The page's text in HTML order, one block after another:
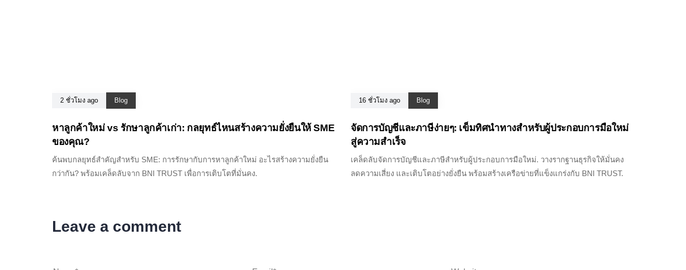
2 ชั่วโมง ago Blog
หาลูกค้าใหม่ vs รักษาลูกค้าเก่า: กลยุทธ์ไหนสร้างความยั่งยืนให้ SME
ของคุณ?
ค้นพบกลยุทธ์สำคัญสำหรับ SME: การรักษากับการหาลูกค้าใหม่ อะไรสร้างความยั่งยืน
กว่ากัน? พร้อมเคล็ดลับจาก BNI TRUST เพื่อการเติบโตที่มั่นคง.
16 ชั่วโมง ago Blog
จัดการบัญชีและภาษีง่ายๆ: เข็มทิศนำทางสำหรับผู้ประกอบการมือใหม่
สู่ความสำเร็จ
เคล็ดลับจัดการบัญชีและภาษีสำหรับผู้ประกอบการมือใหม่. วางรากฐานธุรกิจให้มั่นคง
ลดความเสี่ยง และเติบโตอย่างยั่งยืน พร้อมสร้างเครือข่ายที่แข็งแกร่งกับ BNI TRUST.
Leave a comment